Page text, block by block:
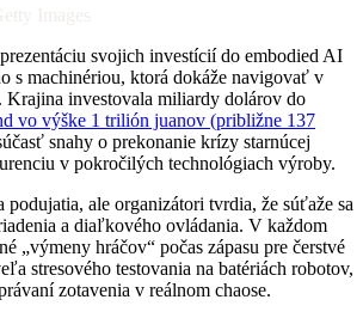
svojich investícií do embodied AI
s machinériou, ktorá dokáže navigovať v
investovala miliardy dolárov do
vo výške 1 trilión juanov (približne 137
snahy o prekonanie krízy starnúcej
v pokročilých technológiach výroby.
ale organizátori tvrdia, že súťaže sa
a diaľkového ovládania. V každom
„výmeny hráčov“ počas zápasu pre čerstvé
stresového testovania na batériách robotov,
zotavenia v reálnom chaose.